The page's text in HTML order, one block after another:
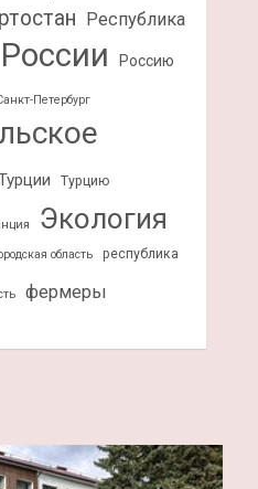
Республика
России Россию
Петербург
Турцию
Экология
область республика
фермеры